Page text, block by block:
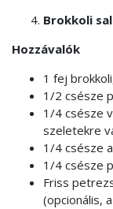
Brokkoli
Hozzávalók
1 fej
1/2 csésze
1/4 csésze
szeletekre
1/4 csésze
1/4 csésze
Friss
(opcionális,